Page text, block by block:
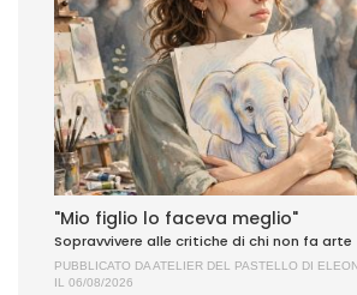
"Mio figlio lo faceva meglio"
Sopravvivere alle critiche di chi non fa arte
PUBBLICATO DAATELIER DEL PASTELLO DI
IL 06/08/2026